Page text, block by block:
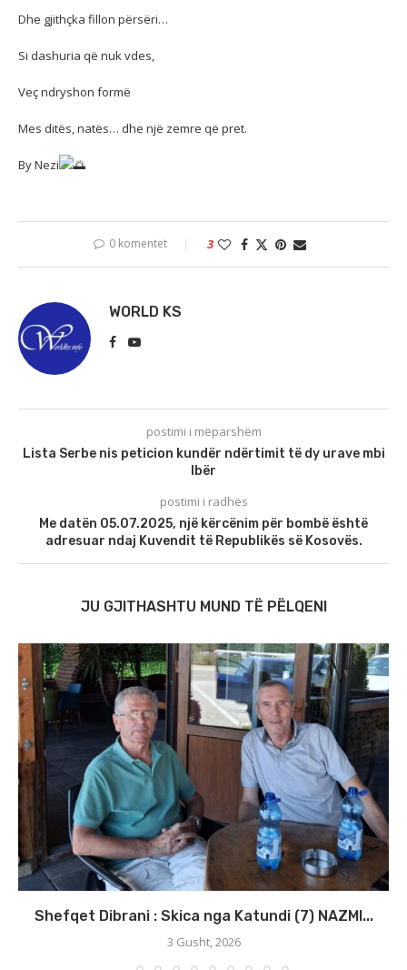
Dhe gjithçka fillon përsëri…
Si dashuria që nuk vdes,
Veç ndryshon formë
Mes ditës, natës… dhe një zemre që pret.
By Nezi
0 komentet 3
WORLD KS
postimi i mëparshëm
Lista Serbe nis peticion kundër ndërtimit të dy urave mbi
Ibër
postimi i radhës
Me datën 05.07.2025, një kërcënim për bombë është
adresuar ndaj Kuvendit të Republikës së Kosovës.
JU GJITHASHTU MUND TË PËLQENI
Shefqet Dibrani : Skica nga Katundi (7) NAZMI...
3 Gusht, 2026